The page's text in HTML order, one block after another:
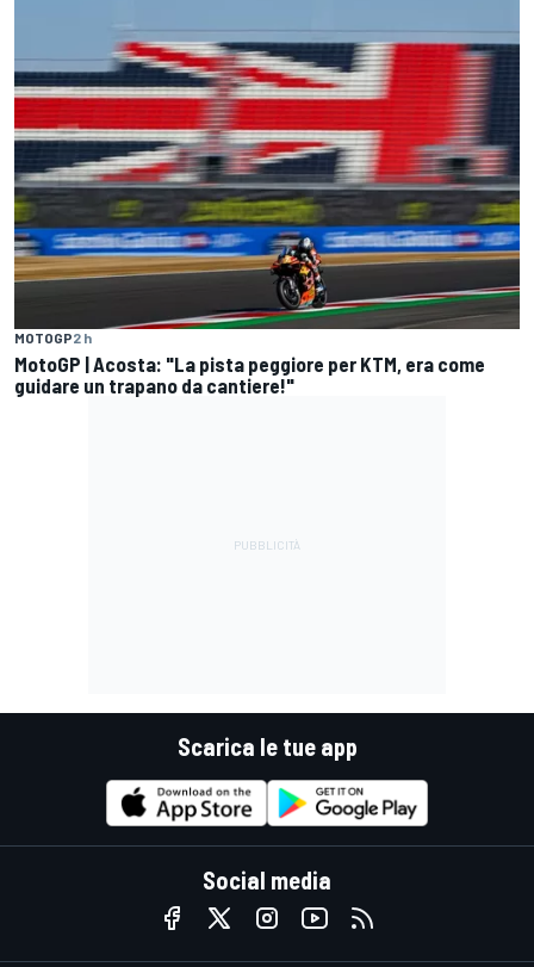
MOTOGP2 h
MotoGP | Acosta: "La pista peggiore per KTM, era come
guidare un trapano da cantiere!"
Scarica le tue app
Social media